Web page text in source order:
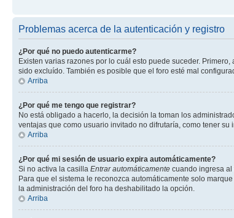
Problemas acerca de la autenticación y registro
¿Por qué no puedo autenticarme?
Existen varias razones por lo cuál esto puede suceder.
sido excluído. También es posible que el foro esté mal
Arriba
¿Por qué me tengo que registrar?
No está obligado a hacerlo, la decisión la toman los
ventajas que como usuario invitado no difrutaría, como tener
Arriba
¿Por qué mi sesión de usuario expira automáticamente?
Si no activa la casilla Entrar automáticamente cuando ingresa al
Para que el sistema le reconozca automáticamente solo
la administración del foro ha deshabilitado la opción.
Arriba